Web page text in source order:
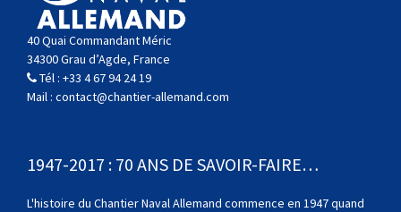
40 Quai Commandant Méric
34300 Grau d’Agde, France
Tél : +33 4 67 94 24 19
Mail : contact@chantier-allemand.com
1947-2017 : 70 ANS DE SAVOIR-FAIRE…
L'histoire du Chantier Naval Allemand commence en 1947 quand